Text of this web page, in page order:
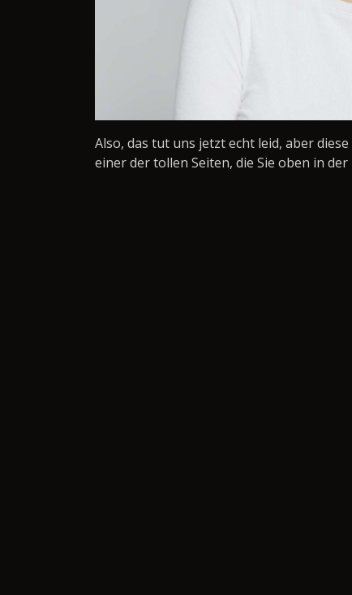
Also, das tut uns jetzt echt leid, aber
einer der tollen Seiten, die Sie oben in